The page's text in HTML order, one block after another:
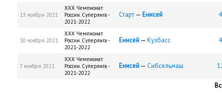
13 ноября 2021
XXX Чемпионат
России. Суперлига -
2021-2022
Старт — Енисей
10 ноября 2021
XXX Чемпионат
России. Суперлига -
2021-2022
Енисей — Кузбасс
7 ноября 2021
XXX Чемпионат
России. Суперлига -
2021-2022
Енисей — Сибсельмаш